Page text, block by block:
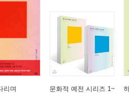
리며
문화적 예전 시리즈 1~